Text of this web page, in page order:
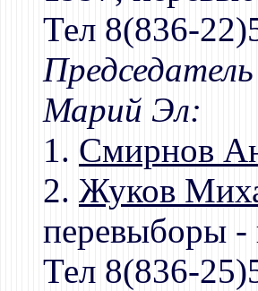
Тел 8(836-
Марий Эл:
1. Смирнов
2. Жуков
перевыборы -
Тел 8(836-